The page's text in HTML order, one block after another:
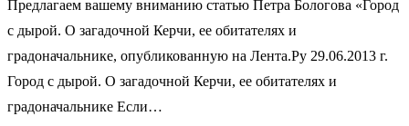
Предлагаем вашему вниманию статью Петра Бологова «Город
с дырой. О загадочной Керчи, ее обитателях и
градоначальнике, опубликованную на Лента.Ру 29.06.2013 г.
Город с дырой. О загадочной Керчи, ее обитателях и
градоначальнике Если…